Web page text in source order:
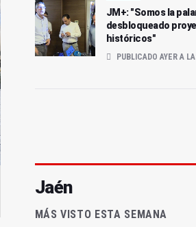
JM+: "Somos la
desbloqueado
históricos"
PUBLICADO AYER A
Jaén
MÁS VISTO ESTA SEMANA